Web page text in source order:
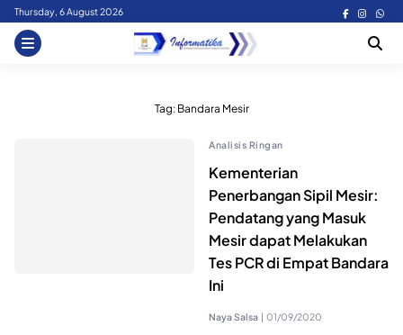
Skip
content
Thursday, 6 August 2026
Tag: Bandara Mesir
Analisis Ringan
Kementerian
Penerbangan Sipil Mesir:
Pendatang yang Masuk
Mesir dapat Melakukan
Tes PCR di Empat Bandara
Ini
Naya Salsa | 01/09/2020